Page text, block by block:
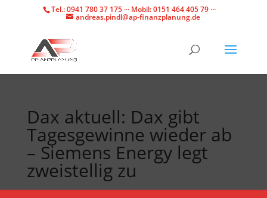
Tel.: 0941 780 37 175 ··· Mobil: 0151 464 405 79 ···
andreas.pindl@ap-finanzplanung.de
Dax aktuell: Dax gibt
Tagesgewinne wieder ab
– Siemens Energy legt
zweistellig zu